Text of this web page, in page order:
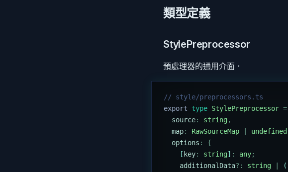
類型定義
StylePreprocessor
預處理器的通用介面．
// style/preprocessors.ts
export type StylePreprocessor =
  source
: string,
  map
: RawSourceMap undefined
  options
:
{
    [
key: string] : any;
    additionalData
?: string (